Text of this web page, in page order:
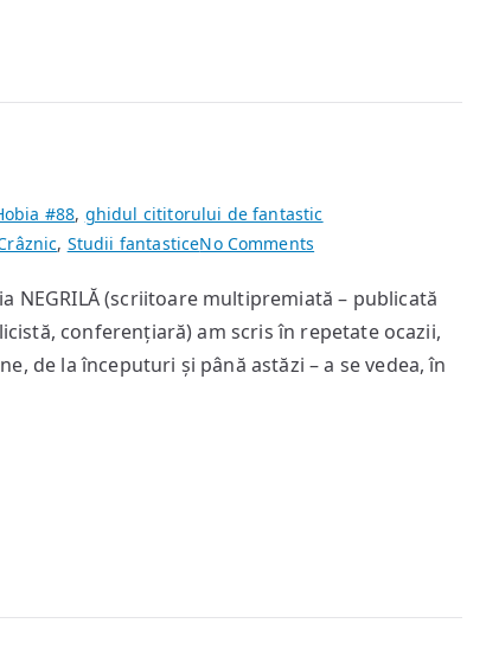
#88, ghidul cititorului de fantastic
, Studii fantasticeNo Comments
nemuririi
NEGRILĂ (scriitoare multipremiată – publicată
conferențiară) am scris în repetate ocazii,
de la începuturi și până astăzi – a se vedea, în